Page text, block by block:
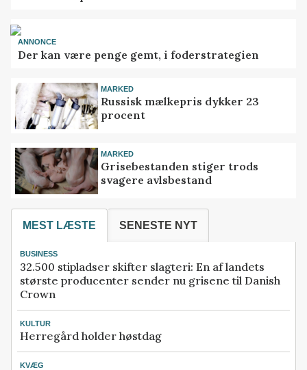
ANNONCE
Der kan være penge gemt, i foderstrategien
MARKED
Russisk mælkepris dykker 23
procent
MARKED
Grisebestanden stiger trods
svagere avlsbestand
MEST LÆSTE SENESTE NYT
BUSINESS
32.500 stipladser skifter slagteri: En af landets
største producenter sender nu grisene til Danish
Crown
KULTUR
Herregård holder høstdag
KVÆG